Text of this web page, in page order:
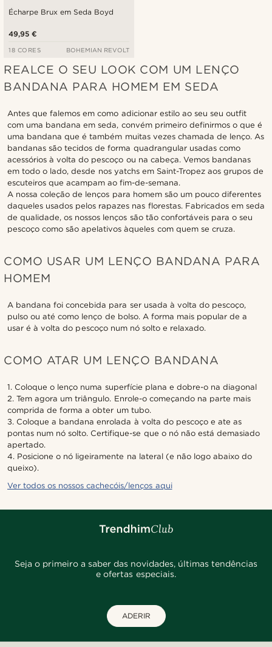
Écharpe Brux em Seda Boyd
49,95 €
18 CORES BOHEMIAN REVOLT
REALCE O SEU LOOK COM UM LENÇO
BANDANA PARA HOMEM EM SEDA
Antes que falemos em como adicionar estilo ao seu seu outfit
com uma bandana em seda, convém primeiro definirmos o que é
uma bandana que é também muitas vezes chamada de lenço. As
bandanas são tecidos de forma quadrangular usadas como
acessórios à volta do pescoço ou na cabeça. Vemos bandanas
em todo o lado, desde nos yatchs em Saint-Tropez aos grupos de
escuteiros que acampam ao fim-de-semana.
A nossa coleção de lenços para homem são um pouco diferentes
daqueles usados pelos rapazes nas florestas. Fabricados em seda
de qualidade, os nossos lenços são tão confortáveis para o seu
pescoço como são apelativos àqueles com quem se cruza.
COMO USAR UM LENÇO BANDANA PARA
HOMEM
A bandana foi concebida para ser usada à volta do pescoço,
pulso ou até como lenço de bolso. A forma mais popular de a
usar é à volta do pescoço num nó solto e relaxado.
COMO ATAR UM LENÇO BANDANA
1. Coloque o lenço numa superfície plana e dobre-o na diagonal
2. Tem agora um triângulo. Enrole-o começando na parte mais
comprida de forma a obter um tubo.
3. Coloque a bandana enrolada à volta do pescoço e ate as
pontas num nó solto. Certifique-se que o nó não está demasiado
apertado.
4. Posicione o nó ligeiramente na lateral (e não logo abaixo do
queixo).
Ver todos os nossos cachecóis/lenços aqui
Seja o primeiro a saber das novidades, últimas tendências
e ofertas especiais.
ADERIR